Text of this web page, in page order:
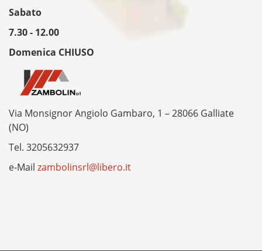
Sabato
7.30 - 12.00
Domenica CHIUSO
Via Monsignor Angiolo Gambaro, 1 – 28066 Galliate
(NO)
Tel. 3205632937
e-Mail zambolinsrl@libero.it